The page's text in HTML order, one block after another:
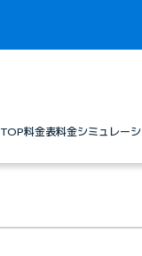
TOP料金表料金シミュレー